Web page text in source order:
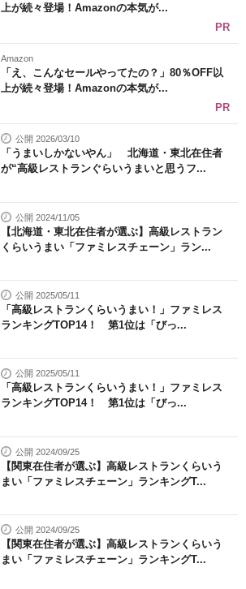
上が続々登場！Amazonの本気が...
PR
Amazon
「え、こんなセールやってたの？」80％OFF以
上が続々登場！Amazonの本気が...
PR
公開 2026/03/10
「うまいしかないやん」 北海道・東北在住者
が“高級レストランぐらいうまいと思うフ...
公開 2024/11/05
【北海道・東北在住者が選ぶ】高級レストラン
くらいうまい「ファミレスチェーン」ラン...
公開 2025/05/11
「高級レストランくらいうまい！」ファミレス
ランキングTOP14！ 第1位は「びっ...
公開 2025/05/11
「高級レストランくらいうまい！」ファミレス
ランキングTOP14！ 第1位は「びっ...
公開 2024/09/25
【関東在住者が選ぶ】高級レストランくらいう
まい「ファミレスチェーン」ランキングT...
公開 2024/09/25
【関東在住者が選ぶ】高級レストランくらいう
まい「ファミレスチェーン」ランキングT...